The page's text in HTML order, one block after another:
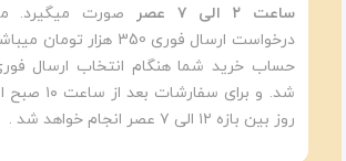
ساعت ۲ الی ۷ عصر
صورت میگیرد.
درخواست ارسال فوری 350
حساب خرید شما هنگام انتخاب ارسال
شد. و برای
روز بین بازه ۱۲ الی ۷ عصر انجام خواهد شد .